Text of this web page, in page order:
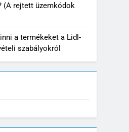
(A rejtett üzemkódok
a termékeket a Lidl-
szabályokról